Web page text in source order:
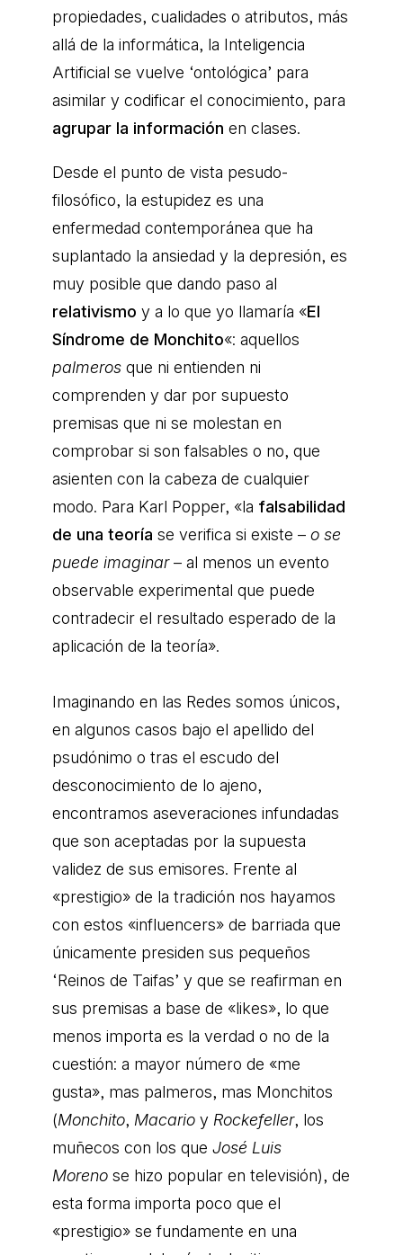
propiedades, cualidades o atributos, más
allá de la informática, la Inteligencia
Artificial se vuelve ‘ontológica’ para
asimilar y codificar el conocimiento, para
agrupar la información en clases.
Desde el punto de vista pesudo-
filosófico, la estupidez es una
enfermedad contemporánea que ha
suplantado la ansiedad y la depresión, es
muy posible que dando paso al
relativismo y a lo que yo llamaría «El
Síndrome de Monchito«: aquellos
palmeros que ni entienden ni
comprenden y dar por supuesto
premisas que ni se molestan en
comprobar si son falsables o no, que
asienten con la cabeza de cualquier
modo. Para Karl Popper, «la falsabilidad
de una teoría se verifica si existe – o se
puede imaginar– al menos un evento
observable experimental que puede
contradecir el resultado esperado de la
aplicación de la teoría».
Imaginando en las Redes somos únicos,
en algunos casos bajo el apellido del
psudónimo o tras el escudo del
desconocimiento de lo ajeno,
encontramos aseveraciones infundadas
que son aceptadas por la supuesta
validez de sus emisores. Frente al
«prestigio» de la tradición nos hayamos
con estos «influencers» de barriada que
únicamente presiden sus pequeños
‘Reinos de Taifas’ y que se reafirman en
sus premisas a base de «likes», lo que
menos importa es la verdad o no de la
cuestión: a mayor número de «me
gusta», mas palmeros, mas Monchitos
(Monchito, Macario y Rockefeller, los
muñecos con los que José Luis
Moreno se hizo popular en televisión), de
esta forma importa poco que el
«prestigio» se fundamente en una